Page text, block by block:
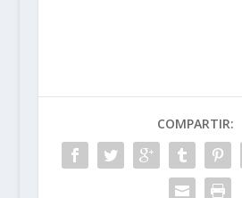
COMPARTIR: